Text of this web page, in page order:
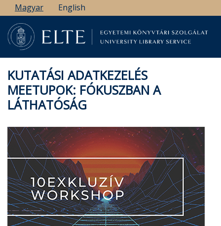
Ugrás
a
tartalomra
Magyar English
KUTATÁSI ADATKEZELÉS
MEETUPOK: FÓKUSZBAN A
LÁTHATÓSÁG